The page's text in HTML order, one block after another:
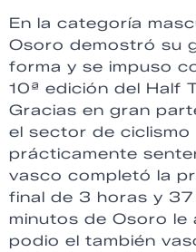
En la categoría
Osoro demostró su
forma y se impuso
10ª edición del Half
Gracias en gran
el sector de ciclismo
prácticamente
vasco completó la
final de 3 horas y 37
minutos de Osoro le
podio el también